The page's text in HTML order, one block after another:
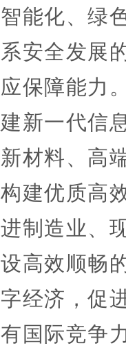
智能化、绿
系安全发展
应保障能力
建新一代信
新材料、高
构建优质高
进制造业、
设高效顺畅
字经济，促
有国际竞争